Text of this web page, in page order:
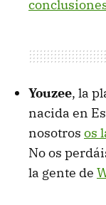
Youzee, la
nacida en
nosotros os
No os
la gente de